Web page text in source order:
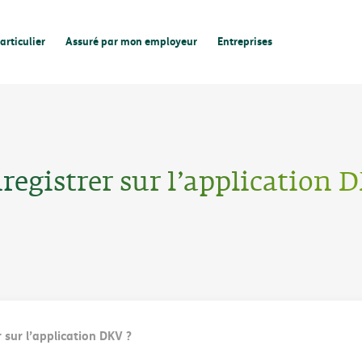
Assuré par mon employeur Entreprises
sur l’application
l’application DKV ?